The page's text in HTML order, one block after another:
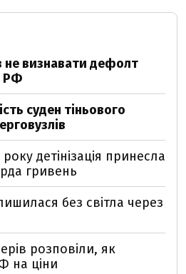
не визнавати дефолт
РФ
суден тіньового
детінізація принесла
гривень
без світла через
розповіли, як
на ціни